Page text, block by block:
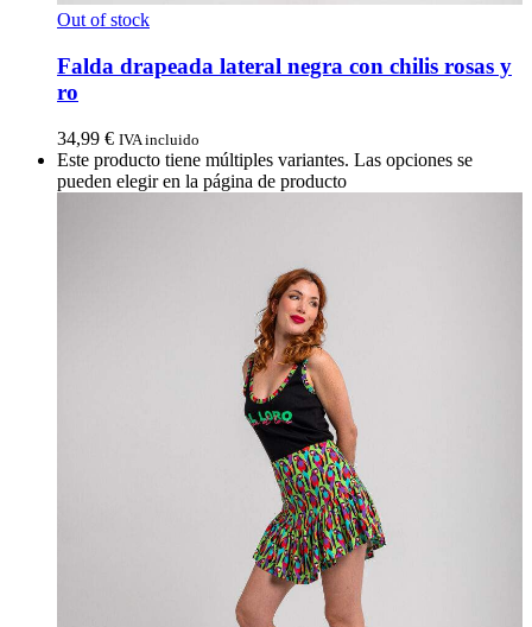
Out of stock
Falda drapeada lateral negra con chilis rosas y
ro
34,99 € IVA incluido
Este producto tiene múltiples variantes. Las opciones se
pueden elegir en la página de producto